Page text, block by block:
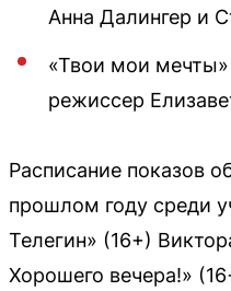
Анна Далингер и
«Твои мои
режиссер
Расписание показов
прошлом году среди
Телегин» (16+)
Хорошего вечера!»